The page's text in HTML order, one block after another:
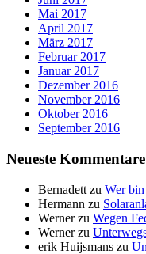
Mai 2017
April 2017
März 2017
Februar 2017
Januar 2017
Dezember 2016
November 2016
Oktober 2016
September 2016
Neueste Kommentare
Bernadett zu Wer
Hermann zu
Wernerzu Wegen
Wernerzu
erik Huijsmans zu